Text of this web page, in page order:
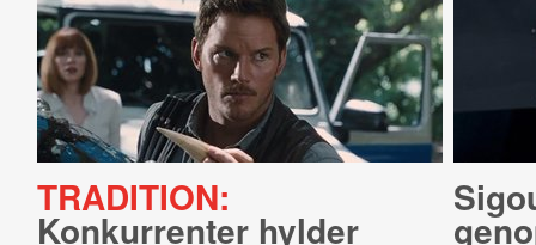
TRADITION:
Konkurrenter hylder